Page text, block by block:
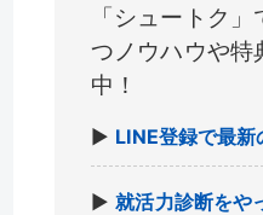
「シュートク
つノウハウや特
中！
▶ LINE登録で最
▶就活力診断をや